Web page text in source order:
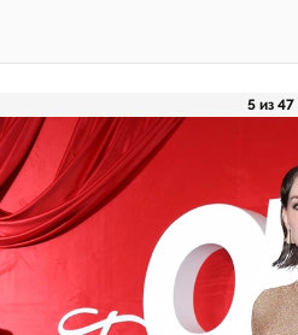
5 из 47